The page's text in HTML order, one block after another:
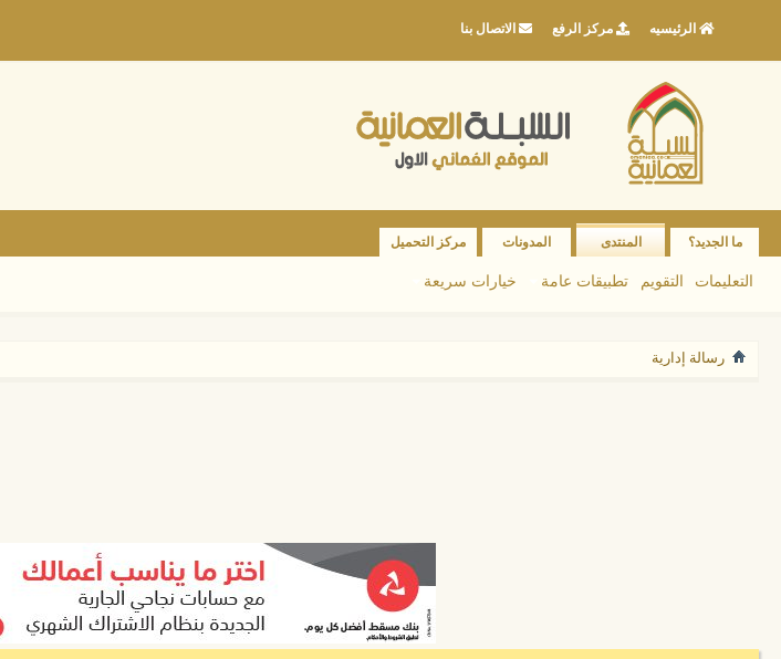
الرئيسيه مركز الرفع الاتصال بنا
ما الجديد؟ المنتدى
التعليمات التقويم تطبيقات عامة خيارات سريعة
المدونات مركز التحميل
رسالة إدارية